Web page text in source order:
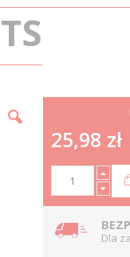
25,98 zł
Dla